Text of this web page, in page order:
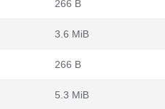
266 B
3.6 MiB
266 B
5.3 MiB